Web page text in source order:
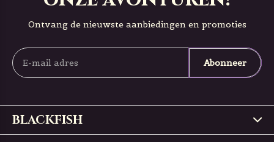
Ontvang de nieuwste aanbiedingen en promoties
Abonneer
BLACKFISH